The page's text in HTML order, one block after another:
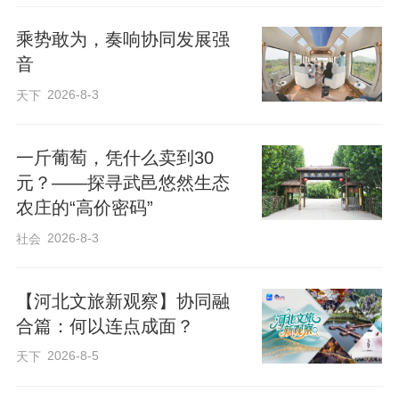
道合的同龄好友。
乘势敢为，奏响协同发展强
音
天下 2026-8-3
一斤葡萄，凭什么卖到30
元？——探寻武邑悠然生态
农庄的“高价密码”
社会 2026-8-3
【河北文旅新观察】协同融
合篇：何以连点成面？
天下 2026-8-5